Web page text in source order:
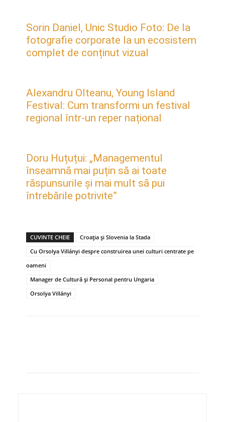
Sorin Daniel, Unic Studio Foto: De la
fotografie corporate la un ecosistem
complet de conținut vizual
Alexandru Olteanu, Young Island
Festival: Cum transformi un festival
regional într-un reper național
Doru Huțuțui: „Managementul
înseamnă mai puțin să ai toate
răspunsurile și mai mult să pui
întrebările potrivite”
CUVINTE CHEIE
Croația și Slovenia la Stada
Cu Orsolya Villányi despre construirea unei culturi centrate pe
oameni
Manager de Cultură și Personal pentru Ungaria
Orsolya Villányi